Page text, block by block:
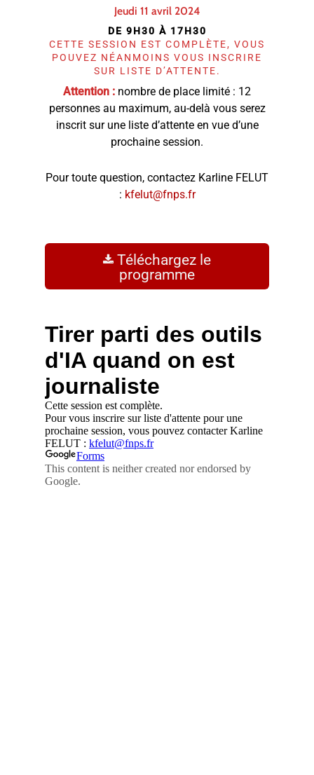
Jeudi 11 avril 2024
DE 9H30 À 17H30
CETTE SESSION EST COMPLÈTE, VOUS
POUVEZ NÉANMOINS VOUS INSCRIRE
SUR LISTE D’ATTENTE.
Attention : nombre de place limité : 12
personnes au maximum, au-delà vous serez
inscrit sur une liste d’attente en vue d’une
prochaine session.
Pour toute question, contactez Karline FELUT
: kfelut@fnps.fr
Téléchargez le
programme